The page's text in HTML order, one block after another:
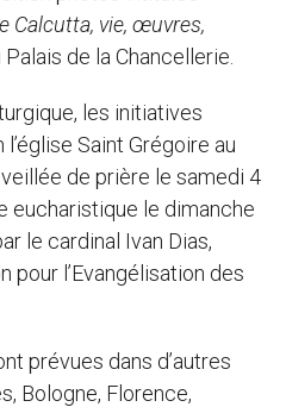
Calcutta, vie, œuvres,
de la Chancellerie.
les initiatives
Saint Grégoire au
de prière le samedi 4
eucharistique le dimanche
le cardinal Ivan Dias,
pour l’Evangélisation des
prévues dans d’autres
Bologne, Florence,